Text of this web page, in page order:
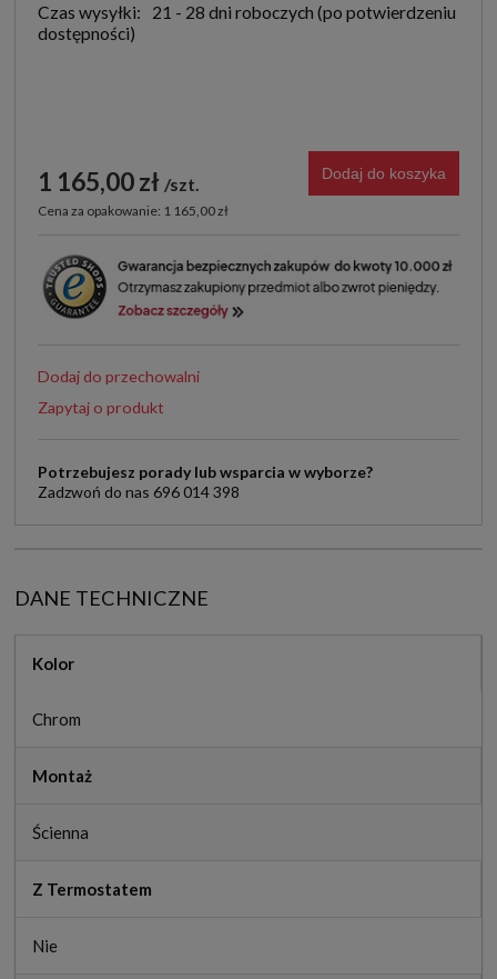
Czas wysyłki:
21 - 28 dni roboczych
1 165,00 zł szt.
Cena za opakowanie: 1 165,00 zł
Dodaj do koszyka
Dodaj do przechowalni
Zapytaj o produkt
Potrzebujesz porady lub wsparcia w wyborze?
Zadzwoń do nas 696 014 398
DANE TECHNICZNE
Kolor
Chrom
Montaż
Ścienna
Z Termostatem
Nie